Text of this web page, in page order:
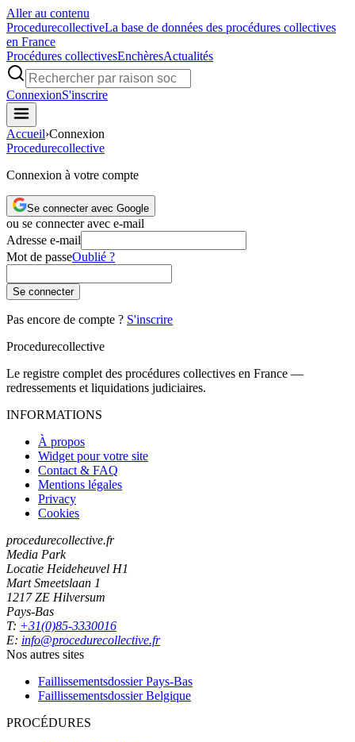
Aller au contenu
ProcedurecollectiveLa base de données des procédures collectives
en France
Procédures collectivesEnchèresActualités
ConnexionS'inscrire
Accueil›Connexion
Procedurecollective
Connexion à votre compte
Se connecter avec Google
ou se connecter avec e-mail
Adresse e-mail
Mot de passeOublié ?
Se connecter
Pas encore de compte ? S'inscrire
Procedurecollective
Le registre complet des procédures collectives en France —
redressements et liquidations judiciaires.
INFORMATIONS
À propos
Widget pour votre site
Contact & FAQ
Mentions légales
Privacy
Cookies
procedurecollective.fr
Media Park
Locatie Heideheuvel H1
Mart Smeetslaan 1
1217 ZE Hilversum
Pays-Bas
T: +31(0)85-3330016
E: info@procedurecollective.fr
Nos autres sites
Faillissementsdossier Pays-Bas
Faillissementsdossier Belgique
PROCÉDURES